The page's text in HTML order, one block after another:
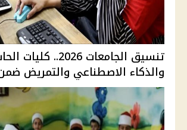
تنسيق الجامعات 2026..
والذكاء الاصطناعي والتمريض